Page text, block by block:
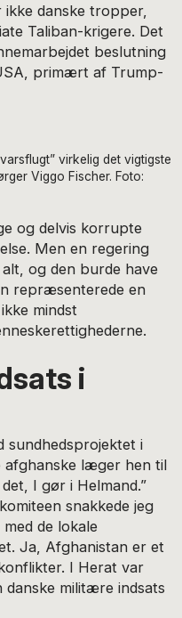
danske tropper,
Taliban-krigere. Det
beslutning
primært af Trump-
virkelig det vigtigste
Viggo Fischer. Foto:
og delvis korrupte
Men en regering
og den burde have
repræsenterede en
mindst
i
sundhedsprojektet i
afghanske læger hen til
I gør i Helmand.”
snakkede jeg
de lokale
Ja, Afghanistan er et
I Herat var
militære indsats